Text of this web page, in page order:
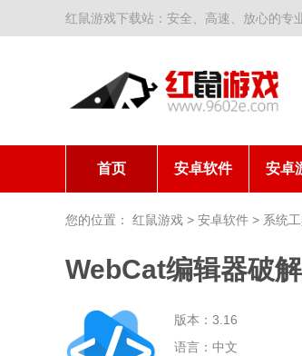
红鼠游戏下载站：安全、高速、放心的专
首页 安卓软件 安卓
您的位置： 红鼠游戏 > 安卓软件 > 系统
WebCat编辑器破
版本：3.16
语言：中文